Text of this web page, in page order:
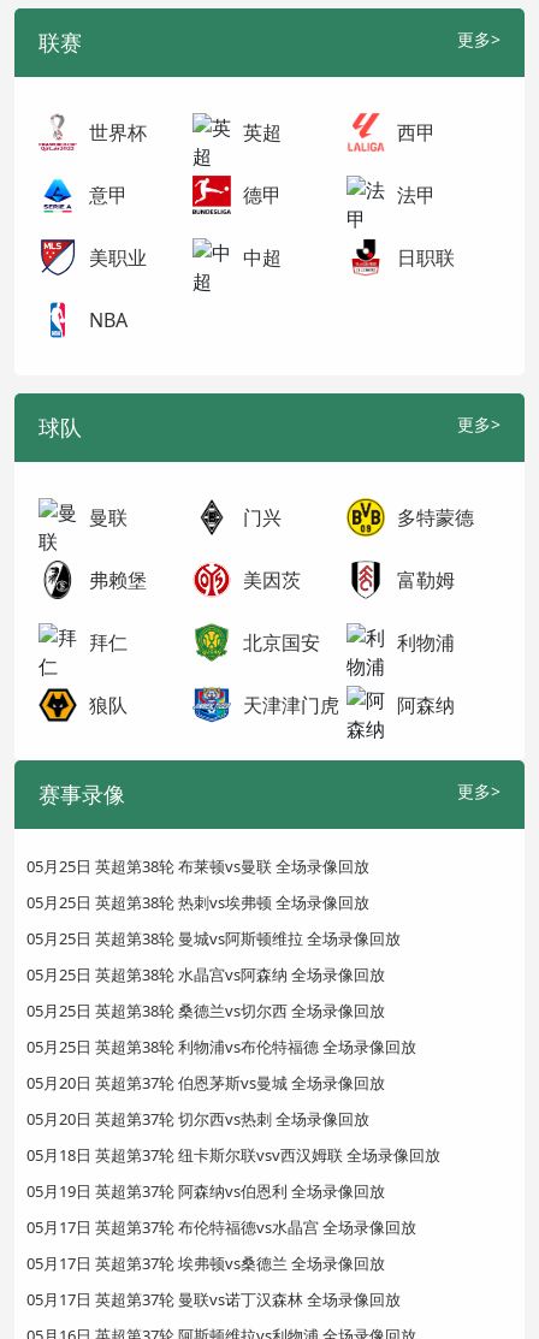
联赛 更多>
世界杯 英超 西甲
意甲 德甲 法甲
美职业 中超 日职联
NBA
球队 更多>
曼联 门兴 多特蒙德
弗赖堡 美因茨 富勒姆
拜仁 北京国安 利物浦
狼队 天津津门虎 阿森纳
赛事录像 更多>
05月25日 英超第38轮 布莱顿vs曼联 全场录像回放
05月25日 英超第38轮 热刺vs埃弗顿 全场录像回放
05月25日 英超第38轮 曼城vs阿斯顿维拉 全场录像回放
05月25日 英超第38轮 水晶宫vs阿森纳 全场录像回放
05月25日 英超第38轮 桑德兰vs切尔西 全场录像回放
05月25日 英超第38轮 利物浦vs布伦特福德 全场录像回放
05月20日 英超第37轮 伯恩茅斯vs曼城 全场录像回放
05月20日 英超第37轮 切尔西vs热刺 全场录像回放
05月18日 英超第37轮 纽卡斯尔联vsv西汉姆联 全场录像回放
05月19日 英超第37轮 阿森纳vs伯恩利 全场录像回放
05月17日 英超第37轮 布伦特福德vs水晶宫 全场录像回放
05月17日 英超第37轮 埃弗顿vs桑德兰 全场录像回放
05月17日 英超第37轮 曼联vs诺丁汉森林 全场录像回放